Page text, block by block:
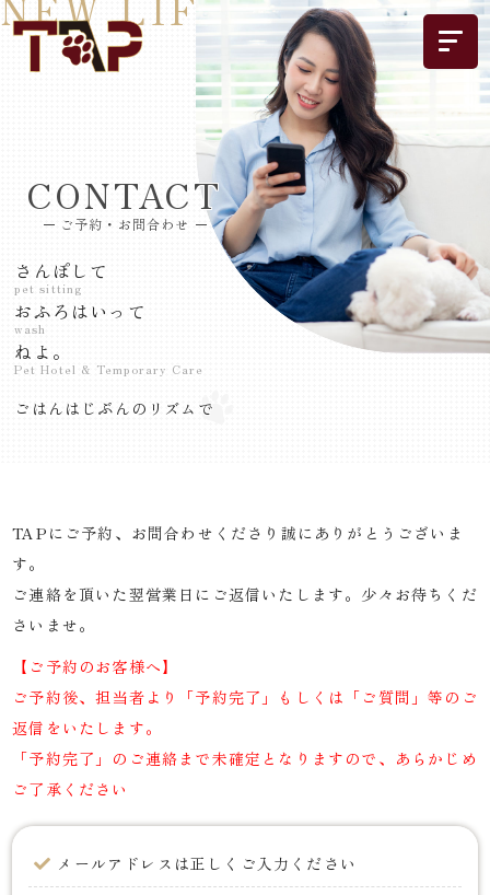
CONTACT
ご予約・お問合わせ
さんぽして
pet sitting
おふろはいって
wash
ねよ。
Pet Hotel & Temporary Care
ごはんはじぶんのリズムで
TAPにご予約、お問合わせくださり誠にありがとうございま
す。
ご連絡を頂いた翌営業日にご返信いたします。少々お待ちくだ
さいませ。
【ご予約のお客様へ】
ご予約後、担当者より「予約完了」もしくは「ご質問」等のご
返信をいたします。
「予約完了」のご連絡まで未確定となりますので、あらかじめ
ご了承ください
メールアドレスは正しくご入力ください